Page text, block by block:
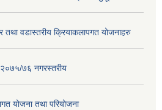
वडास्तरीय क्रियाकलापगत योजनाहरु
२०७५/७६ नगरस्तरीय
योजना तथा परियोजना